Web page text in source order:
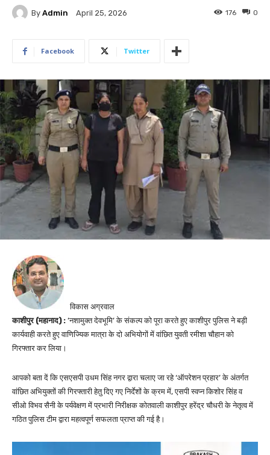
By Admin April 25, 2026 0
176
Facebook Twitter
विकास अग्रवाल
काशीपुर (महानाद) : ’नशामुक्त देवभूमि’ के संकल्प को पूरा करते हुए काशीपुर पुलिस ने बड़ी
कार्यवाही करते हुए वाणिज्यिक मात्रा के दो अभियोगों में वांछित युवती रमीशा चौहान को
गिरफ्तार कर लिया।
आपको बता दें कि एसएसपी उधम सिंह नगर द्वारा चलाए जा रहे ‘ऑपरेशन प्रहार’ के अंतर्गत
वांछित अभियुक्तों की गिरफ्तारी हेतु दिए गए निर्देशों के क्रम में, एसपी स्वप्न किशोर सिंह व
सीओ विभव सैनी के पर्यवेक्षण में प्रभारी निरीक्षक कोतवाली काशीपुर हरेंद्र चौधरी के नेतृत्व में
गठित पुलिस टीम द्वारा महत्वपूर्ण सफलता प्राप्त की गई है।